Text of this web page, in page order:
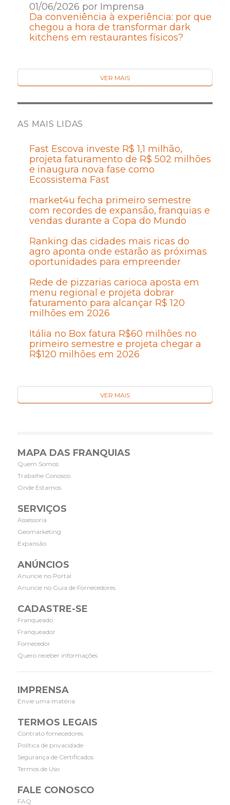
01/06/2026 por Imprensa
Da conveniência à experiência: por que
chegou a hora de transformar dark
kitchens em restaurantes físicos?
VER MAIS
AS MAIS LIDAS
Fast Escova investe R$ 1,1 milhão,
projeta faturamento de R$ 502 milhões
e inaugura nova fase como
Ecossistema Fast
market4u fecha primeiro semestre
com recordes de expansão, franquias e
vendas durante a Copa do Mundo
Ranking das cidades mais ricas do
agro aponta onde estarão as próximas
oportunidades para empreender
Rede de pizzarias carioca aposta em
menu regional e projeta dobrar
faturamento para alcançar R$ 120
milhões em 2026
Itália no Box fatura R$60 milhões no
primeiro semestre e projeta chegar a
R$120 milhões em 2026
VER MAIS
MAPA DAS FRANQUIAS
Quem Somos
Trabalhe Conosco
Onde Estamos
SERVIÇOS
Assessoria
Geomarketing
Expansão
ANÚNCIOS
Anuncie no Portal
Anuncie no Guia de Fornecedores
CADASTRE-SE
Franqueado
Franqueador
Fornecedor
Quero receber informações
IMPRENSA
Envie uma matéria
TERMOS LEGAIS
Contrato fornecedores
Política de privacidade
Segurança de Certificados
Termos de Uso
FALE CONOSCO
FAQ